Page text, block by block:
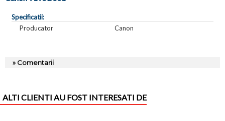
Specificatii:
Producator
Canon
» Comentarii
ALTI CLIENTI AU FOST INTERESATI DE